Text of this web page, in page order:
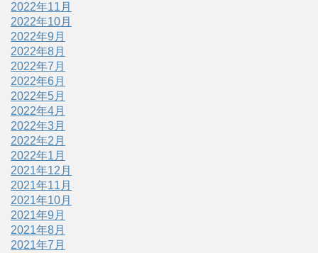
2022年11月
2022年10月
2022年9月
2022年8月
2022年7月
2022年6月
2022年5月
2022年4月
2022年3月
2022年2月
2022年1月
2021年12月
2021年11月
2021年10月
2021年9月
2021年8月
2021年7月